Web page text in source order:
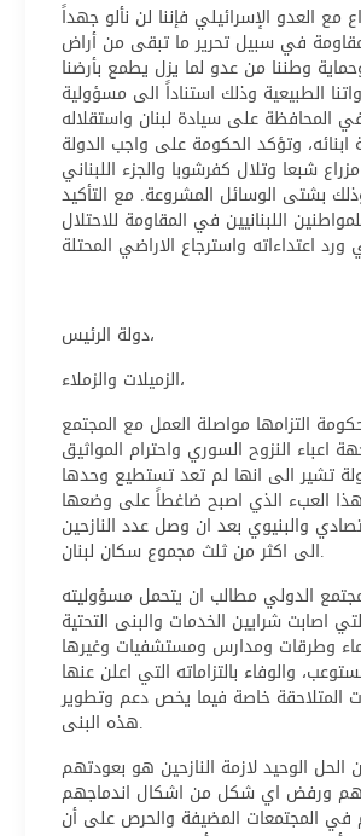
مع العدو الإسرائيلي فإننا لن نألو جهداً
في سبيل تحرير ما تبقى من أراض
وطننا من عدو لما يزل يطمع بأرضنا
الطبيعية وذلك استناداً الى مسؤولية
المحافظة على سيادة لبنان واستقلاله
وتؤكد الحكومة على واجب الدولة
شبعا وتلال كفرشوبا والجزء اللبناني
بشتى الوسائل المشروعة. مع التأكيد
اللبنانيين في المقاومة للاحتلال
دولة الرئيس،
الزميلات والزملاء،
التزامها مواصلة العمل مع المجتمع
اعباء النزوح السوري واحترام المواثيق
تشير الى انها لم تعد تستطيع وحدها
العبء الذي اصبح ضاغطاً على وضعها
والبنيوي بعد ان وصل عدد النازحين
الى اكثر من ثلث مجموع سكان لبنان.
الدولي مطالب ان يتحمل مسؤوليته
اصابت شرايين الخدمات والبنى التحتية
وطرقات ومدارس ومستشفيات وغيرها
والوفاء بالتزاماته التي اعلن عنها
المتلاحقة خاصة فيما يخص دعم وتطوير
هذه البنى.
الحل الوحيد لازمة النازحين هو بعودتهم
ورفض اي شكل من اشكال اندماجهم
في المجتمعات المضيفة والحرص على أن